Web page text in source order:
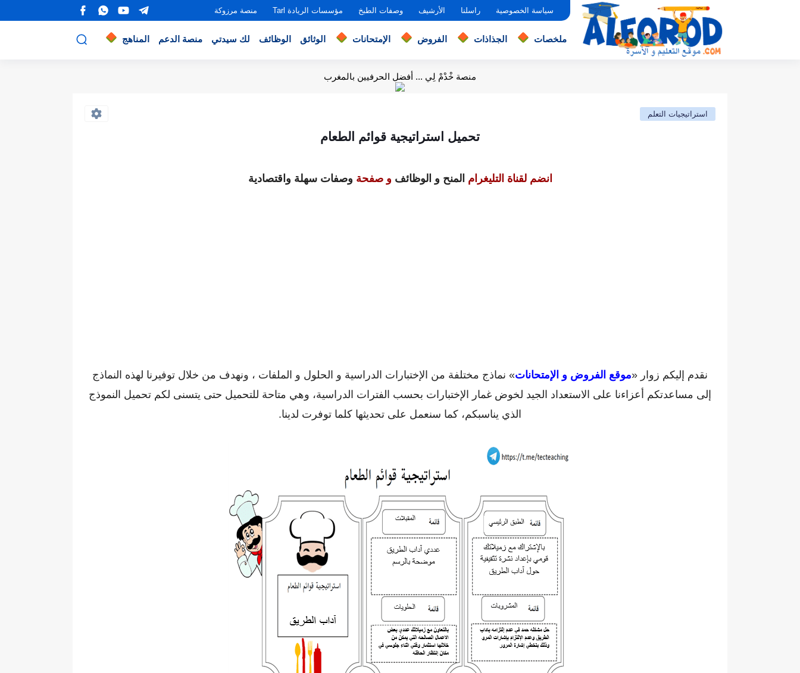
سياسة الخصوصية راسلنا الأرشيف وصفات الطبخ مؤسسات الريادة Tarl منصة مرزوكة
ملخصات الجذاذات الفروض الإمتحانات الوثائق الوظائف لك سيدتي منصة الدعم المناهج
منصة خْدْمْ لِي ... أفضل الحرفيين بالمغرب
استراتيجيات التعلم
تحميل استراتيجية قوائم الطعام
انضم لقناة التليغرام المنح و الوظائف و صفحة وصفات سهلة واقتصادية
نقدم إليكم زوار «موقع الفروض و الإمتحانات» نماذج مختلفة من الإختبارات الدراسية و الحلول و الملفات ، ونهدف من خلال توفيرنا لهذه النماذج
إلى مساعدتكم أعزاءنا على الاستعداد الجيد لخوض غمار الإختبارات بحسب الفترات الدراسية، وهي متاحة للتحميل حتى يتسنى لكم تحميل النموذج
الذي يناسبكم، كما سنعمل على تحديثها كلما توفرت لدينا.